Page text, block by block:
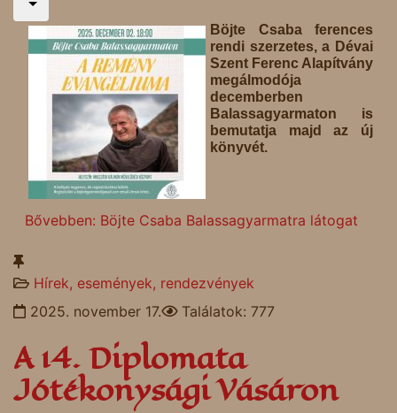
Böjte Csaba ferences
rendi szerzetes, a Dévai
Szent Ferenc Alapítvány
megálmodója
decemberben
Balassagyarmaton is
bemutatja majd az új
könyvét.
Bővebben: Böjte Csaba Balassagyarmatra látogat
Hírek, események, rendezvények
2025. november 17.
Találatok: 777
A 14. Diplomata
Jótékonysági Vásáron